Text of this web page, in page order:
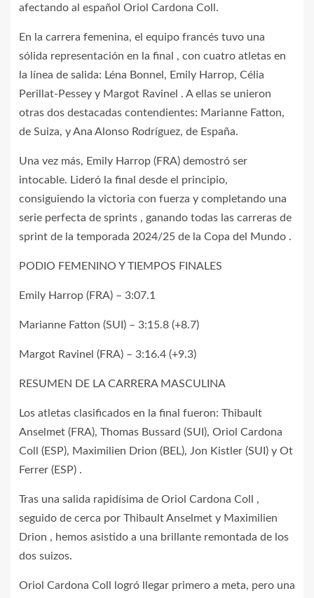
afectando al español Oriol Cardona Coll.
En la carrera femenina, el equipo francés tuvo una
sólida representación en la final , con cuatro atletas en
la línea de salida: Léna Bonnel, Emily Harrop, Célia
Perillat-Pessey y Margot Ravinel . A ellas se unieron
otras dos destacadas contendientes: Marianne Fatton,
de Suiza, y Ana Alonso Rodríguez, de España.
Una vez más, Emily Harrop (FRA) demostró ser
intocable. Lideró la final desde el principio,
consiguiendo la victoria con fuerza y completando una
serie perfecta de sprints , ganando todas las carreras de
sprint de la temporada 2024/25 de la Copa del Mundo .
PODIO FEMENINO Y TIEMPOS FINALES
Emily Harrop (FRA) – 3:07.1
Marianne Fatton (SUI) – 3:15.8 (+8.7)
Margot Ravinel (FRA) – 3:16.4 (+9.3)
RESUMEN DE LA CARRERA MASCULINA
Los atletas clasificados en la final fueron: Thibault
Anselmet (FRA), Thomas Bussard (SUI), Oriol Cardona
Coll (ESP), Maximilien Drion (BEL), Jon Kistler (SUI) y Ot
Ferrer (ESP) .
Tras una salida rapidísima de Oriol Cardona Coll ,
seguido de cerca por Thibault Anselmet y Maximilien
Drion , hemos asistido a una brillante remontada de los
dos suizos.
Oriol Cardona Coll logró llegar primero a meta, pero una